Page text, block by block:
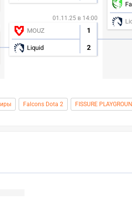
01.11.25 в 14:00
MOUZ 1
Liquid 2
Falcons Dota 2 FISSURE